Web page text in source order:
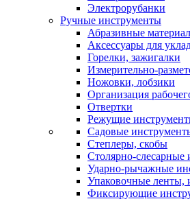
Электрорубанки
Ручные инструменты
Абразивные
Аксессуары для
Горелки, зажигалки
Измерительно-
Ножовки, лобзики
Организация
Отвертки
Режущие
Садовые
Степлеры, скобы
Столярно-слесарные
Ударно-рычажные
Упаковочные ленты,
Фиксирующие